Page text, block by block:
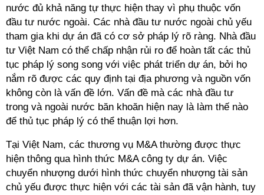
nước đủ khả năng tự thực hiện thay vì phụ thuộc vốn
đầu tư nước ngoài. Các nhà đầu tư nước ngoài chủ yếu
tham gia khi dự án đã có cơ sở pháp lý rõ ràng. Nhà đầu
tư Việt Nam có thể chấp nhận rủi ro để hoàn tất các thủ
tục pháp lý song song với việc phát triển dự án, bởi họ
nắm rõ được các quy định tại địa phương và nguồn vốn
không còn là vấn đề lớn. Vấn đề mà các nhà đầu tư
trong và ngoài nước băn khoăn hiện nay là làm thế nào
để thủ tục pháp lý có thể thuận lợi hơn.
Tại Việt Nam, các thương vụ M&A thường được thực
hiện thông qua hình thức M&A công ty dự án. Việc
chuyển nhượng dưới hình thức chuyển nhượng tài sản
chủ yếu được thực hiện với các tài sản đã vận hành, tuy